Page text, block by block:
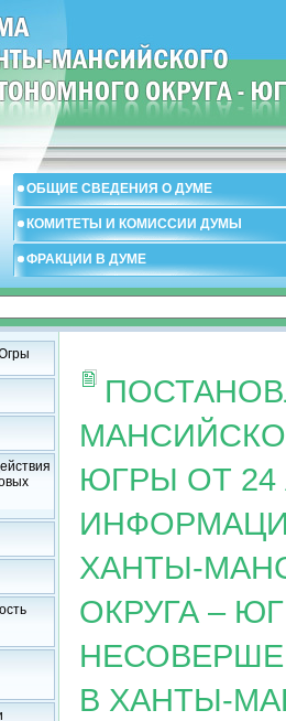
ОБЩИЕ СВЕДЕНИЯ О ДУМЕ
КОМИТЕТЫ И КОМИССИИ ДУМЫ
ФРАКЦИИ В ДУМЕ
ЮГРЫ ОТ 24
ХАНТЫ-
ОКРУГА –
В ХАНТЫ-